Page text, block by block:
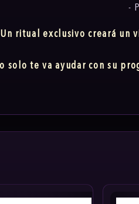
-
Un ritual exclusivo creará un
solo te va ayudar con su